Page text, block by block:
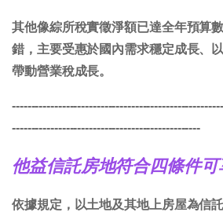
其他像綜所稅實徵淨額已達全年預算
錯，主要受惠於國內需求穩定成長、
帶動營業稅成長。
-------------------------------------------------
他益信託房地符合四條件可
依據規定，以土地及其地上房屋為信